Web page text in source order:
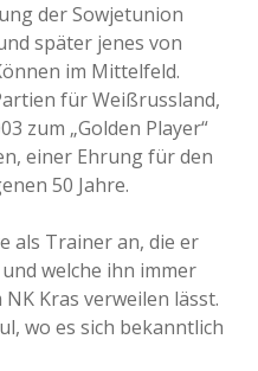
der Sowjetunion
später jenes von
im Mittelfeld.
für Weißrussland,
zum „Golden Player“
einer Ehrung für den
50 Jahre.
als Trainer an, die er
welche ihn immer
Kras verweilen lässt.
wo es sich bekanntlich